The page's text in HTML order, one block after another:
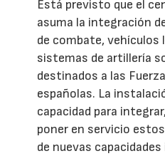
Está previsto que el
asuma la integración
de combate, vehículos
sistemas de artillería
destinados a las
españolas. La
capacidad para
poner en servicio
de nuevas